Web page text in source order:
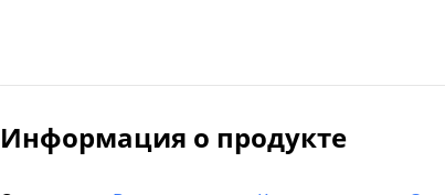
Информация о продукте